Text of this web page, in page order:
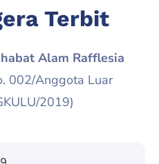
Terbit
Alam Rafflesia
002/Anggota Luar
2019)